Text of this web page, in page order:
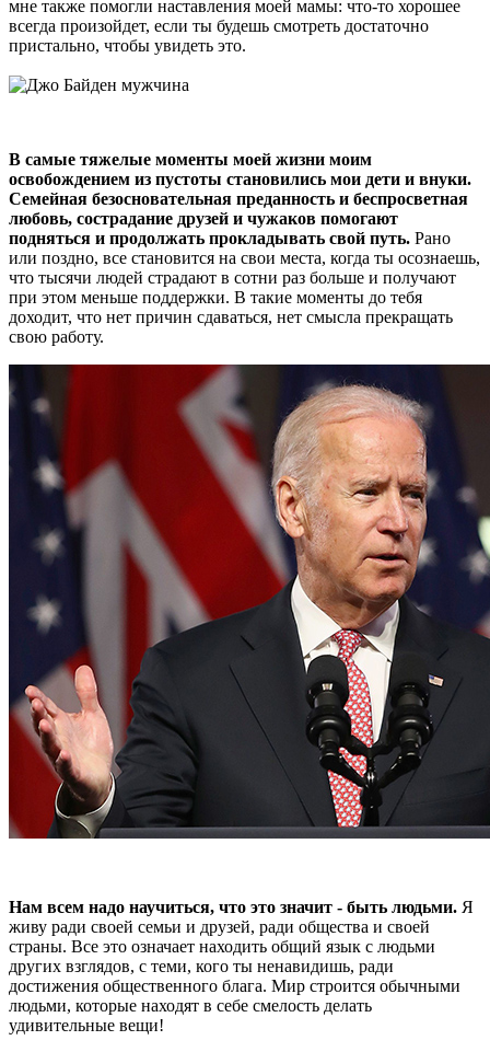
мне также помогли наставления моей мамы: что-то хорошее
всегда произойдет, если ты будешь смотреть достаточно
пристально, чтобы увидеть это.
В самые тяжелые моменты моей жизни моим
освобождением из пустоты становились мои дети и внуки.
Семейная безосновательная преданность и беспросветная
любовь, сострадание друзей и чужаков помогают
подняться и продолжать прокладывать свой путь. Рано
или поздно, все становится на свои места, когда ты осознаешь,
что тысячи людей страдают в сотни раз больше и получают
при этом меньше поддержки. В такие моменты до тебя
доходит, что нет причин сдаваться, нет смысла прекращать
свою работу.
Нам всем надо научиться, что это значит - быть людьми. Я
живу ради своей семьи и друзей, ради общества и своей
страны. Все это означает находить общий язык с людьми
других взглядов, с теми, кого ты ненавидишь, ради
достижения общественного блага. Мир строится обычными
людьми, которые находят в себе смелость делать
удивительные вещи!